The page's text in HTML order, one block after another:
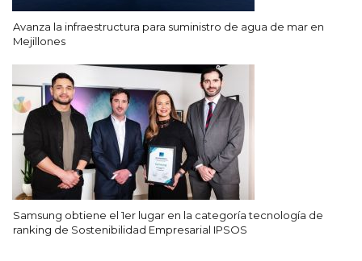
Avanza la infraestructura para suministro de agua de mar en
Mejillones
Samsung obtiene el 1er lugar en la categoría tecnología de
ranking de Sostenibilidad Empresarial IPSOS